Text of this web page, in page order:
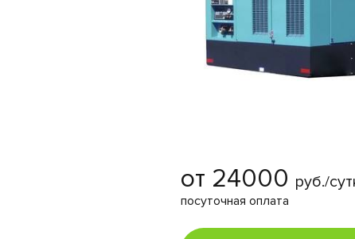
от 24000 руб./
посуточная оплата